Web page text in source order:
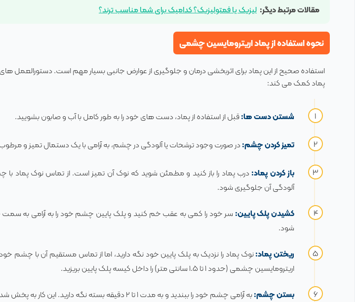
مقالات مرتبط دیگر: لیزیک یا فمتولیزیک؟ کدامیک برای شما مناسب ترند؟
نحوه استفاده از پماد اریترومایسین چشمی
استفاده صحیح از این پماد برای اثربخشی درمان و جلوگیری از عوارض جانبی بسیار مهم است. دستورالعمل های
پماد کمک می کند:
شستن دست ها:قبل از استفاده از پماد، دست های خود را به طور کامل با آب و صابون بشویید.
تمیز کردن چشم:در صورت وجود ترشحات یا آلودگی در چشم، به آرامی با یک دستمال تمیز و
باز کردن پماد:درب پماد را باز کنید و مطمئن شوید که نوک آن تمیز است. از تماس نوک پماد با
آلودگی آن جلوگیری شود.
کشیدن پلک پایین: سر خود را کمی به عقب خم کنید و پلک پایین چشم خود را به آرامی به سمت
شود.
ریختن پماد:نوک پماد را نزدیک به پلک پایین خود نگه دارید، اما از تماس مستقیم آن با چشم
اریترومایسین چشمی (حدود ۱ تا ۱.۵ سانتی متر) را داخل کیسه پلک پایین بریزید.
بستن چشم:به آرامی چشم خود را ببندید و به مدت ۱ تا ۲ دقیقه بسته نگه دارید. این کار به پخش شدن پماد در سطح چشم کمک می کند.